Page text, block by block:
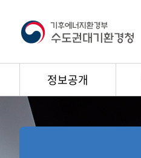
정보공개